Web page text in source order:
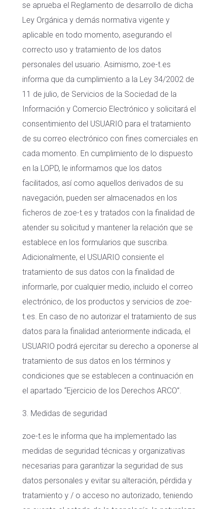
se aprueba el Reglamento de desarrollo de dicha
Ley Orgánica y demás normativa vigente y
aplicable en todo momento, asegurando el
correcto uso y tratamiento de los datos
personales del usuario. Asimismo, zoe-t.es
informa que da cumplimiento a la Ley 34/2002 de
11 de julio, de Servicios de la Sociedad de la
Información y Comercio Electrónico y solicitará el
consentimiento del USUARIO para el tratamiento
de su correo electrónico con fines comerciales en
cada momento. En cumplimiento de lo dispuesto
en la LOPD, le informamos que los datos
facilitados, así como aquellos derivados de su
navegación, pueden ser almacenados en los
ficheros de zoe-t.es y tratados con la finalidad de
atender su solicitud y mantener la relación que se
establece en los formularios que suscriba.
Adicionalmente, el USUARIO consiente el
tratamiento de sus datos con la finalidad de
informarle, por cualquier medio, incluido el correo
electrónico, de los productos y servicios de zoe-
t.es. En caso de no autorizar el tratamiento de sus
datos para la finalidad anteriormente indicada, el
USUARIO podrá ejercitar su derecho a oponerse al
tratamiento de sus datos en los términos y
condiciones que se establecen a continuación en
el apartado “Ejercicio de los Derechos ARCO”.
3. Medidas de seguridad
zoe-t.es le informa que ha implementado las
medidas de seguridad técnicas y organizativas
necesarias para garantizar la seguridad de sus
datos personales y evitar su alteración, pérdida y
tratamiento y / o acceso no autorizado, teniendo